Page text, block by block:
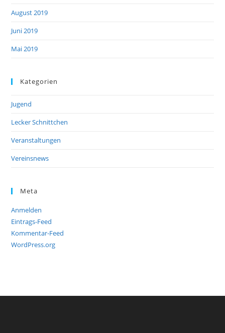
August 2019
Juni 2019
Mai 2019
Kategorien
Jugend
Lecker Schnittchen
Veranstaltungen
Vereinsnews
Meta
Anmelden
Eintrags-Feed
Kommentar-Feed
WordPress.org